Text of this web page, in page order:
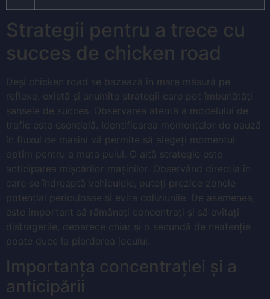
Strategii pentru a trece cu
succes de chicken road
Deși chicken road se bazează în mare măsură pe
reflexe, există și anumite strategii care pot îmbunătăți
șansele de succes. Observarea atentă a modelului de
trafic este esențială. Identificarea momentelor de pauză
în fluxul de mașini vă permite să alegeți momentul
optim pentru a muta puiul. O altă strategie este
anticiparea mișcărilor mașinilor. Observând direcția în
care se îndreaptă vehiculele, puteți prezice zonele
potențial periculoase și evita coliziunile. De asemenea,
este important să rămâneți concentrați și să evitați
distragerile, deoarece chiar și o secundă de neatenție
poate duce la pierderea jocului.
Importanța concentrației și a
anticipării